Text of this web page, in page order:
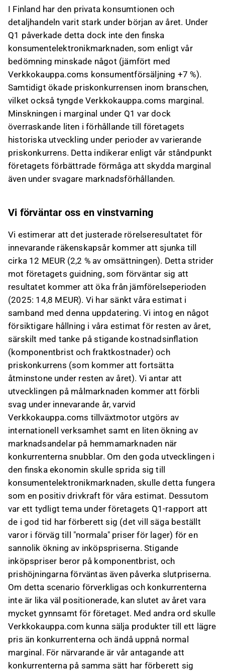
I Finland har den privata konsumtionen och
detaljhandeln varit stark under början av året. Under
Q1 påverkade detta dock inte den finska
konsumentelektronikmarknaden, som enligt vår
bedömning minskade något (jämfört med
Verkkokauppa.coms konsumentförsäljning +7 %).
Samtidigt ökade priskonkurrensen inom branschen,
vilket också tyngde Verkkokauppa.coms marginal.
Minskningen i marginal under Q1 var dock
överraskande liten i förhållande till företagets
historiska utveckling under perioder av varierande
priskonkurrens. Detta indikerar enligt vår ståndpunkt
företagets förbättrade förmåga att skydda marginal
även under svagare marknadsförhållanden.
Vi förväntar oss en vinstvarning
Vi estimerar att det justerade rörelseresultatet för
innevarande räkenskapsår kommer att sjunka till
cirka 12 MEUR (2,2 % av omsättningen). Detta strider
mot företagets guidning, som förväntar sig att
resultatet kommer att öka från jämförelseperioden
(2025: 14,8 MEUR). Vi har sänkt våra estimat i
samband med denna uppdatering. Vi intog en något
försiktigare hållning i våra estimat för resten av året,
särskilt med tanke på stigande kostnadsinflation
(komponentbrist och fraktkostnader) och
priskonkurrens (som kommer att fortsätta
åtminstone under resten av året). Vi antar att
utvecklingen på målmarknaden kommer att förbli
svag under innevarande år, varvid
Verkkokauppa.coms tillväxtmotor utgörs av
internationell verksamhet samt en liten ökning av
marknadsandelar på hemmamarknaden när
konkurrenterna snubblar. Om den goda utvecklingen i
den finska ekonomin skulle sprida sig till
konsumentelektronikmarknaden, skulle detta fungera
som en positiv drivkraft för våra estimat. Dessutom
var ett tydligt tema under företagets Q1-rapport att
de i god tid har förberett sig (det vill säga beställt
varor i förväg till "normala" priser för lager) för en
sannolik ökning av inköpspriserna. Stigande
inköpspriser beror på komponentbrist, och
prishöjningarna förväntas även påverka slutpriserna.
Om detta scenario förverkligas och konkurrenterna
inte är lika väl positionerade, kan slutet av året vara
mycket gynnsamt för företaget. Med andra ord skulle
Verkkokauppa.com kunna sälja produkter till ett lägre
pris än konkurrenterna och ändå uppnå normal
marginal. För närvarande är vår antagande att
konkurrenterna på samma sätt har förberett sig